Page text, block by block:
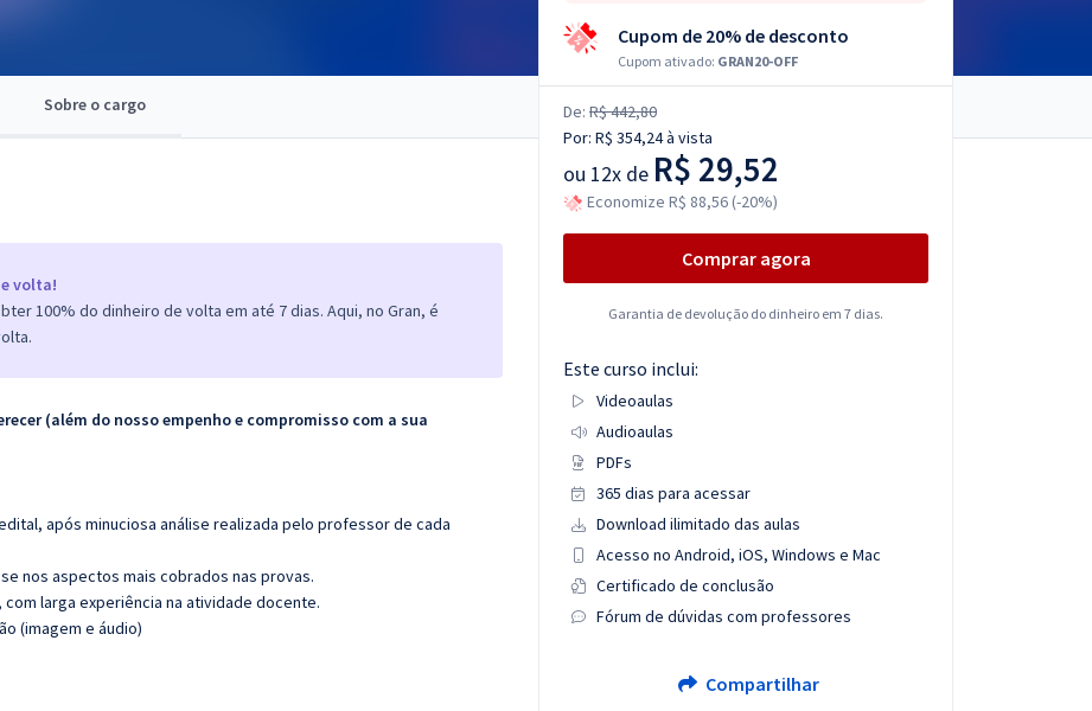
Sobre o cargo
volta!
100% do dinheiro de volta em até 7 dias. Aqui, no Gran, é
(além do nosso empenho e compromisso com a sua
após minuciosa análise realizada pelo professor de cada
nos aspectos mais cobrados nas provas.
larga experiência na atividade docente.
(imagem e áudio)
Cupom de 20% de desconto
Cupom ativado: GRAN20-OFF
De: R$ 442,80
Por: R$ 354,24à vista
ou 12x de R$ 29,52
Economize R$ 88,56 (-20%)
Comprar agora
Garantia de devolução do dinheiro em 7 dias.
Este curso inclui:
Videoaulas
Audioaulas
PDFs
365 dias para acessar
Download ilimitado das aulas
Acesso no Android, iOS, Windows e Mac
Certificado de conclusão
Fórum de dúvidas com professores
Compartilhar